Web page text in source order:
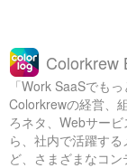
Colorkrew
「Work SaaSでも
Colorkrewの経営、
ろネタ、Webサー
ら、社内で活躍す
ど、さまざまなコン